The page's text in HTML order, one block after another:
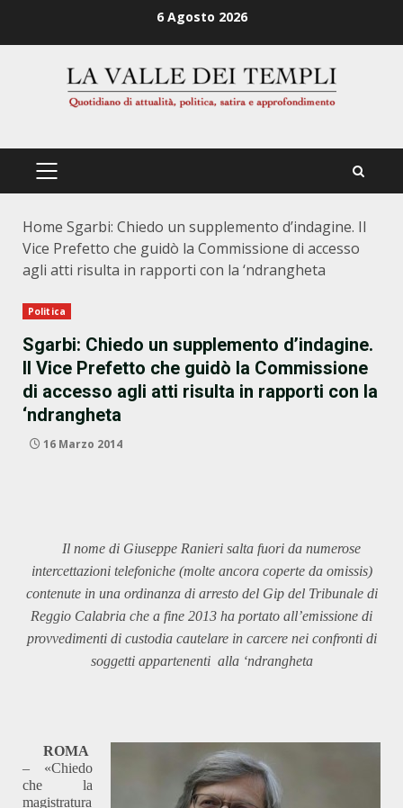
6 Agosto 2026
PRIMÄRES
Home Sgarbi: Chiedo un supplemento d’indagine. Il
Vice Prefetto che guidò la Commissione di accesso
agli atti risulta in rapporti con la ‘ndrangheta
Politica
Sgarbi: Chiedo un supplemento d’indagine.
Il Vice Prefetto che guidò la Commissione
di accesso agli atti risulta in rapporti con la
‘ndrangheta
16 Marzo 2014
Il nome di Giuseppe Ranieri salta fuori da numerose
intercettazioni telefoniche (molte ancora coperte da omissis)
contenute in una ordinanza di arresto del Gip del Tribunale di
Reggio Calabria che a fine 2013 ha portato all’emissione di
provvedimenti di custodia cautelare in carcere nei confronti di
soggetti appartenenti alla ‘ndrangheta
ROMA
– «Chiedo
che la
magistratura